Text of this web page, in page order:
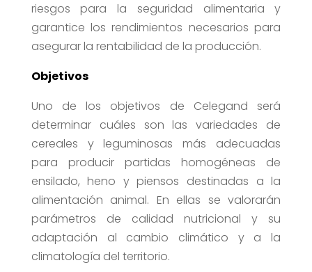
riesgos para la seguridad alimentaria y
garantice los rendimientos necesarios para
asegurar la rentabilidad de la producción.
Objetivos
Uno de los objetivos de Celegand será
determinar cuáles son las variedades de
cereales y leguminosas más adecuadas
para producir partidas homogéneas de
ensilado, heno y piensos destinadas a la
alimentación animal. En ellas se valorarán
parámetros de calidad nutricional y su
adaptación al cambio climático y a la
climatología del territorio.